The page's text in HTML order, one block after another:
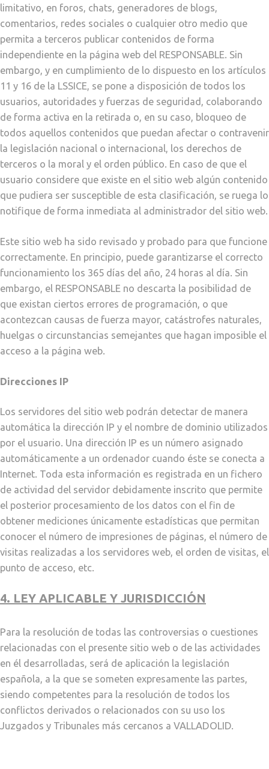
limitativo, en foros, chats, generadores de blogs,
comentarios, redes sociales o cualquier otro medio que
permita a terceros publicar contenidos de forma
independiente en la página web del RESPONSABLE. Sin
embargo, y en cumplimiento de lo dispuesto en los artículos
11 y 16 de la LSSICE, se pone a disposición de todos los
usuarios, autoridades y fuerzas de seguridad, colaborando
de forma activa en la retirada o, en su caso, bloqueo de
todos aquellos contenidos que puedan afectar o contravenir
la legislación nacional o internacional, los derechos de
terceros o la moral y el orden público. En caso de que el
usuario considere que existe en el sitio web algún contenido
que pudiera ser susceptible de esta clasificación, se ruega lo
notifique de forma inmediata al administrador del sitio web.
Este sitio web ha sido revisado y probado para que funcione
correctamente. En principio, puede garantizarse el correcto
funcionamiento los 365 días del año, 24 horas al día. Sin
embargo, el RESPONSABLE no descarta la posibilidad de
que existan ciertos errores de programación, o que
acontezcan causas de fuerza mayor, catástrofes naturales,
huelgas o circunstancias semejantes que hagan imposible el
acceso a la página web.
Direcciones IP
Los servidores del sitio web podrán detectar de manera
automática la dirección IP y el nombre de dominio utilizados
por el usuario. Una dirección IP es un número asignado
automáticamente a un ordenador cuando éste se conecta a
Internet. Toda esta información es registrada en un fichero
de actividad del servidor debidamente inscrito que permite
el posterior procesamiento de los datos con el fin de
obtener mediciones únicamente estadísticas que permitan
conocer el número de impresiones de páginas, el número de
visitas realizadas a los servidores web, el orden de visitas, el
punto de acceso, etc.
4. LEY APLICABLE Y JURISDICCIÓN
Para la resolución de todas las controversias o cuestiones
relacionadas con el presente sitio web o de las actividades
en él desarrolladas, será de aplicación la legislación
española, a la que se someten expresamente las partes,
siendo competentes para la resolución de todos los
conflictos derivados o relacionados con su uso los
Juzgados y Tribunales más cercanos a VALLADOLID.